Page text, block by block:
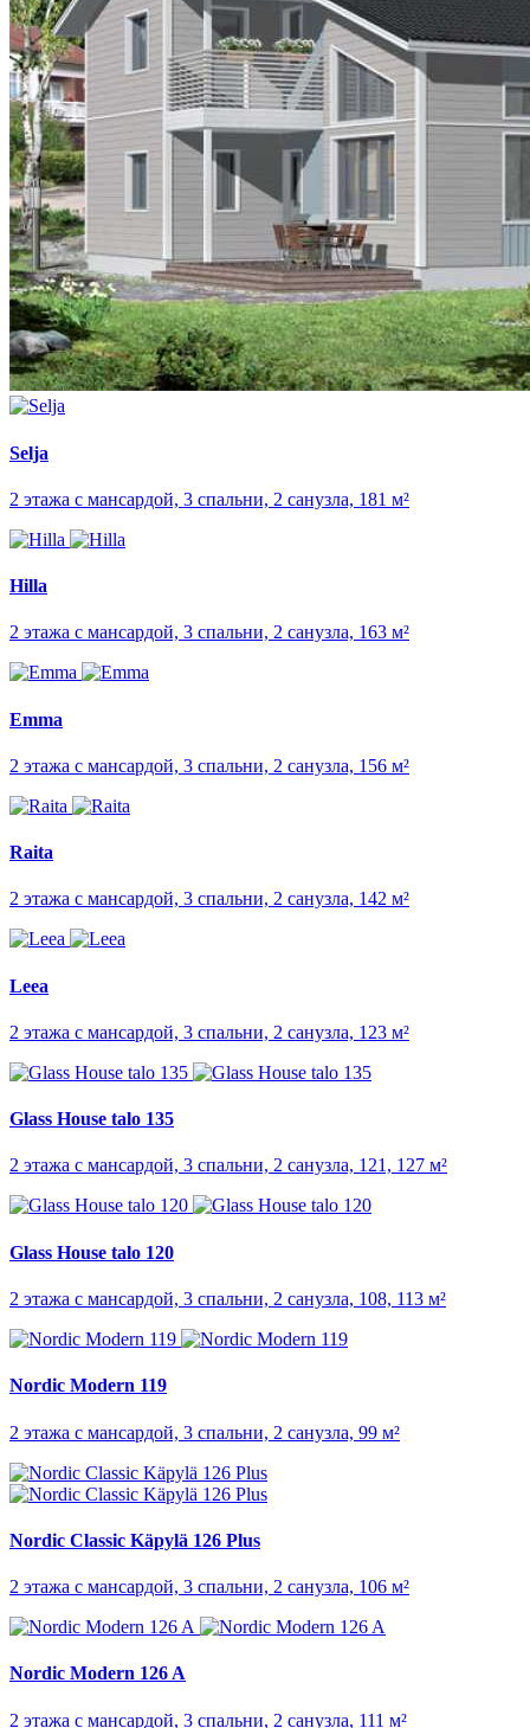
Selja
2 этажа с мансардой, 3 спальни, 2 санузла, 181 м²
Hilla
2 этажа с мансардой, 3 спальни, 2 санузла, 163 м²
Emma
2 этажа с мансардой, 3 спальни, 2 санузла, 156 м²
Raita
2 этажа с мансардой, 3 спальни, 2 санузла, 142 м²
Leea
2 этажа с мансардой, 3 спальни, 2 санузла, 123 м²
Glass House talo 135
2 этажа с мансардой, 3 спальни, 2 санузла, 121, 127 м²
Glass House talo 120
2 этажа с мансардой, 3 спальни, 2 санузла, 108, 113 м²
Nordic Modern 119
2 этажа с мансардой, 3 спальни, 2 санузла, 99 м²
Nordic Classic Käpylä 126 Plus
2 этажа с мансардой, 3 спальни, 2 санузла, 106 м²
Nordic Modern 126 A
2 этажа с мансардой, 3 спальни, 2 санузла, 111 м²